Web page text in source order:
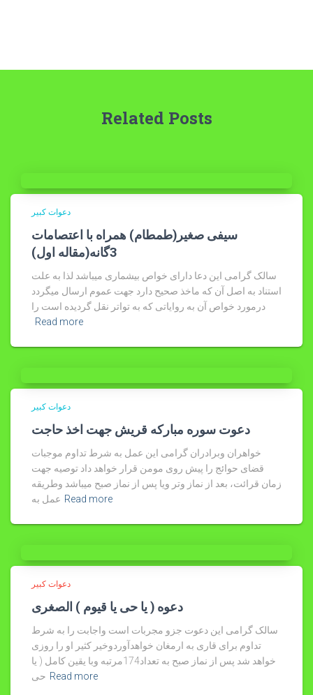
Related Posts
دعوات کبیر
سیفی صغیر(طمطام) همراه با اعتصامات
3گانه(مقاله اول)
سالک گرامی این دعا دارای خواص بیشماری میباشد لذا به علت
استناد به اصل آن که ماخذ صحیح دارد جهت عموم ارسال میگردد
درمورد خواص آن به روایاتی که به تواتر نقل گردیده است را
Read more
دعوات کبیر
دعوت سوره مبارکه قریش جهت اخذ حاجت
خواهران وبرادران گرامی این عمل به شرط تداوم موجبات
قضای حوائج را پیش روی مومن قرار خواهد داد توصیه جهت
زمان قرائت، بعد از نماز وتر ویا پس از نماز صبح میباشد وطریقه
عمل به Read more
دعوات کبیر
دعوه ( یا حى یا قیوم ) الصغرى
سالک گرامی این دعوت جزو مجربات است واجابت را به شرط
تداوم برای قاری به ارمغان خواهدآوردوخیر کثیر او را روزی
خواهد شد پس از نماز صبح به تعداد174مرتبه وبا یقین کامل ( یا
حى Read more